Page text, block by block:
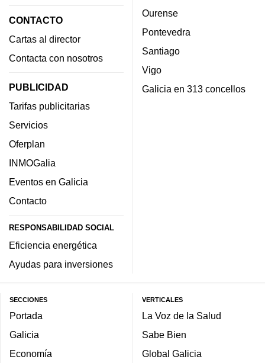
CONTACTO
Cartas al director
Contacta con nosotros
PUBLICIDAD
Tarifas publicitarias
Servicios
Oferplan
INMOGalia
Eventos en Galicia
Contacto
RESPONSABILIDAD SOCIAL
Eficiencia energética
Ayudas para inversiones
Ourense
Pontevedra
Santiago
Vigo
Galicia en 313 concellos
SECCIONES
Portada
Galicia
Economía
VERTICALES
La Voz de la Salud
Sabe Bien
Global Galicia